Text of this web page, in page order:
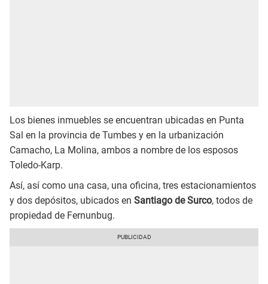
Los bienes inmuebles se encuentran ubicadas en Punta
Sal en la provincia de Tumbes y en la urbanización
Camacho, La Molina, ambos a nombre de los esposos
Toledo-Karp.
Así, así como una casa, una oficina, tres estacionamientos
y dos depósitos, ubicados en Santiago de Surco, todos de
propiedad de Fernunbug.